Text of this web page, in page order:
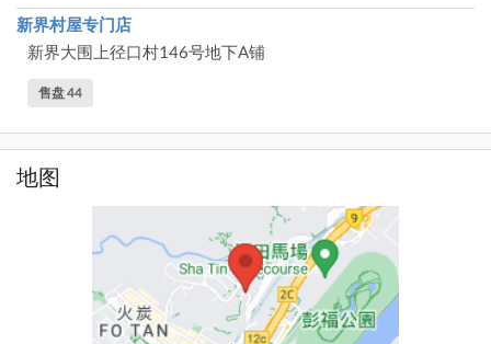
新界村屋专门店
新界大围上径口村146号地下A铺
售盘 44
地图